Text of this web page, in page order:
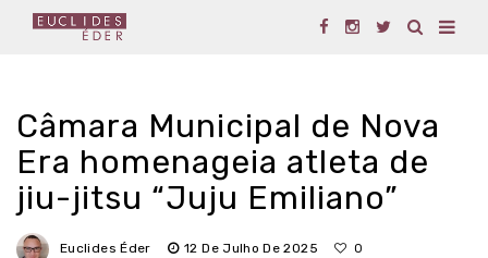
Câmara Municipal de Nova
Era homenageia atleta de
jiu-jitsu “Juju Emiliano”
Euclides Éder 12 De Julho De 2025 0